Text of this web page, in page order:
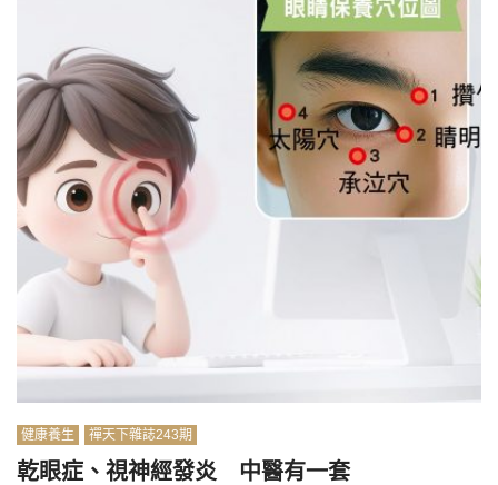
健康養生 禪天下雜誌243期
乾眼症、視神經發炎 中醫有一套